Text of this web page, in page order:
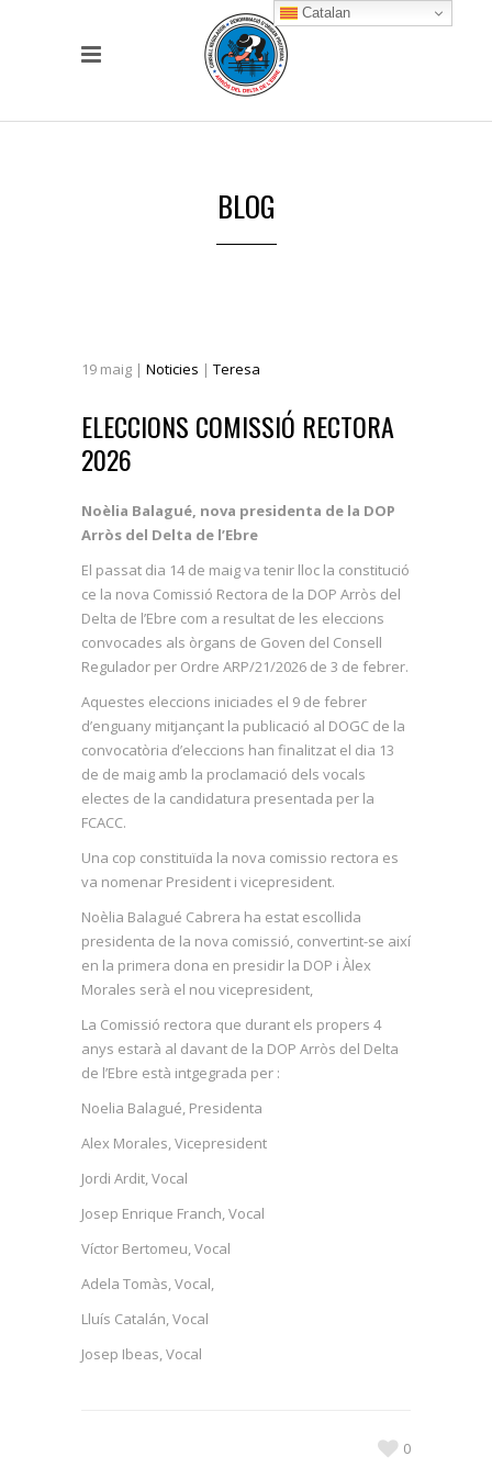
BLOG
19 maig | Noticies | Teresa
ELECCIONS COMISSIÓ RECTORA
2026
Noèlia Balagué, nova presidenta de la DOP
Arròs del Delta de l’Ebre
El passat dia 14 de maig va tenir lloc la constitució
ce la nova Comissió Rectora de la DOP Arròs del
Delta de l’Ebre com a resultat de les eleccions
convocades als òrgans de Goven del Consell
Regulador per Ordre ARP/21/2026 de 3 de febrer.
Aquestes eleccions iniciades el 9 de febrer
d’enguany mitjançant la publicació al DOGC de la
convocatòria d’eleccions han finalitzat el dia 13
de de maig amb la proclamació dels vocals
electes de la candidatura presentada per la
FCACC.
Una cop constituïda la nova comissio rectora es
va nomenar President i vicepresident.
Noèlia Balagué Cabrera ha estat escollida
presidenta de la nova comissió, convertint-se així
en la primera dona en presidir la DOP i Àlex
Morales serà el nou vicepresident,
La Comissió rectora que durant els propers 4
anys estarà al davant de la DOP Arròs del Delta
de l’Ebre està intgegrada per :
Noelia Balagué, Presidenta
Alex Morales, Vicepresident
Jordi Ardit, Vocal
Josep Enrique Franch, Vocal
Víctor Bertomeu, Vocal
Adela Tomàs, Vocal,
Lluís Catalán, Vocal
Josep Ibeas, Vocal
0
Catalan